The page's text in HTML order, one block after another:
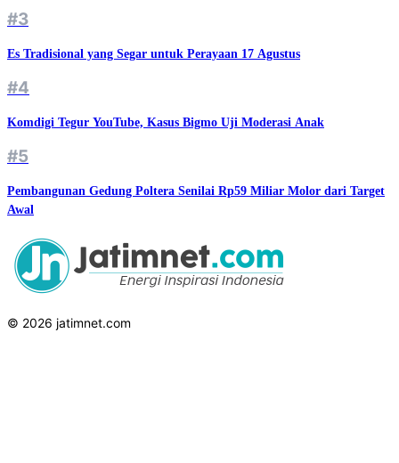
#3
Es Tradisional yang Segar untuk Perayaan 17 Agustus
#4
Komdigi Tegur YouTube, Kasus Bigmo Uji Moderasi Anak
#5
Pembangunan Gedung Poltera Senilai Rp59 Miliar Molor dari Target
Awal
© 2026 jatimnet.com